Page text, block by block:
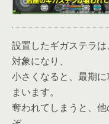
設置したギガステラ
対象になり、
小さくなると、最期
まいます。
奪われてしまうと、